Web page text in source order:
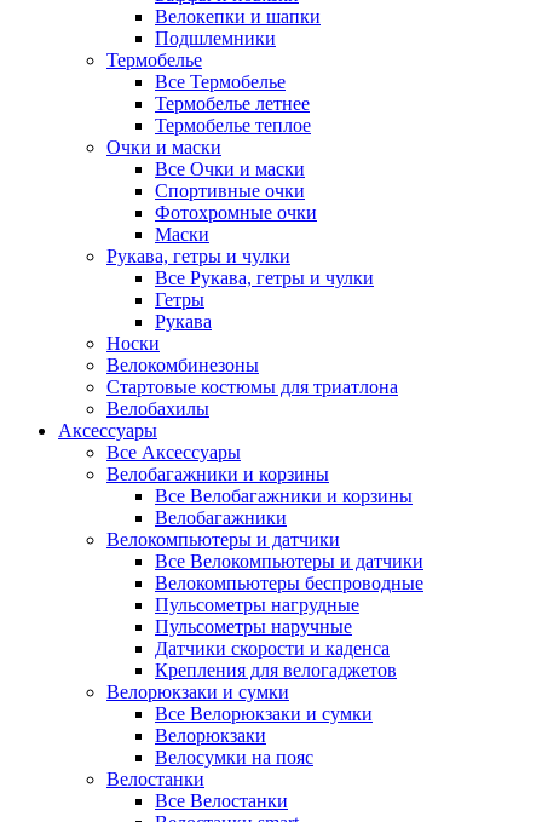
Велокепки и шапки
Подшлемники
Термобелье
Все Термобелье
Термобелье летнее
Термобелье теплое
Очки и маски
Все Очки и маски
Спортивные очки
Фотохромные очки
Маски
Рукава, гетры и чулки
Все Рукава, гетры и чулки
Гетры
Рукава
Носки
Велокомбинезоны
Стартовые костюмы для триатлона
Велобахилы
Аксессуары
Все Аксессуары
Велобагажники и корзины
Все Велобагажники и корзины
Велобагажники
Велокомпьютеры и датчики
Все Велокомпьютеры и датчики
Велокомпьютеры беспроводные
Пульсометры нагрудные
Пульсометры наручные
Датчики скорости и каденса
Крепления для велогаджетов
Велорюкзаки и сумки
Все Велорюкзаки и сумки
Велорюкзаки
Велосумки на пояс
Велостанки
Все Велостанки